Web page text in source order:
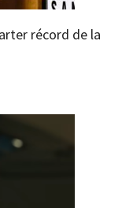
récord de la